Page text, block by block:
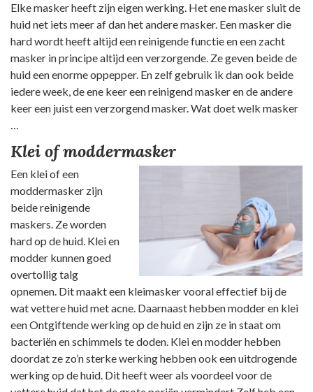
Elke masker heeft zijn eigen werking. Het ene masker sluit de
huid net iets meer af dan het andere masker. Een masker die
hard wordt heeft altijd een reinigende functie en een zacht
masker in principe altijd een verzorgende. Ze geven beide de
huid een enorme oppepper. En zelf gebruik ik dan ook beide
iedere week, de ene keer een reinigend masker en de andere
keer een juist een verzorgend masker. Wat doet welk masker
…
Klei of moddermasker
Een klei of een
moddermasker zijn
beide reinigende
maskers. Ze worden
hard op de huid. Klei en
modder kunnen goed
overtollig talg
opnemen. Dit maakt een kleimasker vooral effectief bij de
wat vettere huid met acne. Daarnaast hebben modder en klei
een Ontgiftende werking op de huid en zijn ze in staat om
bacteriën en schimmels te doden. Klei en modder hebben
doordat ze zo’n sterke werking hebben ook een uitdrogende
werking op de huid. Dit heeft weer als voordeel voor de